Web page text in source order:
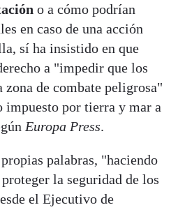
o a cómo podrían
en caso de una acción
sí ha insistido en que
a "impedir que los
zona de combate peligrosa"
impuesto por tierra y mar a
Europa Press.
palabras, "haciendo
la seguridad de los
el Ejecutivo de